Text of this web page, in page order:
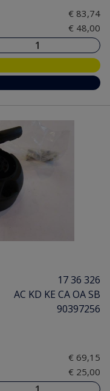
€ 83,74
€ 48,00
17 36 326
AC KD KE CA OA SB
90397256
€ 69,15
€ 25,00